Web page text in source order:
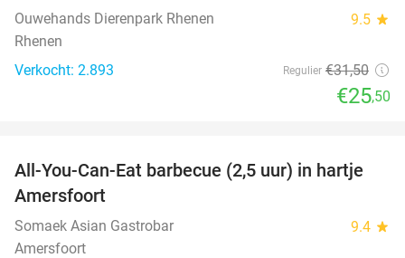
Ouwehands Dierenpark Rhenen 9.5 star
Rhenen
Verkocht: 2.893
Regulier €31,50
€25,50
25%
All-You-Can-Eat barbecue (2,5 uur) in hartje
Amersfoort
Somaek Asian Gastrobar 9.4 star
Amersfoort